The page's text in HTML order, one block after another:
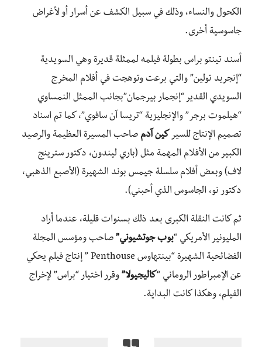
الكحول والنساء، وذلك في سبيل الكشف عن أسرار أو لأغراض
جاسوسية أخرى.
أسند تينتو براس بطولة فيلمه لممثلة قديرة وهي السويدية
“إنجريد تولين” والتي برعت وتوهجت في أفلام المخرج
السويدي القدير “إنجمار بيرجمان”بجانب الممثل النمساوي
“هيلموت برجر” والإنجليزية “تريسا آن سافوي”، كما تم اسناد
تصميم الإنتاج للسير كين آدم صاحب المسيرة العظيمة والرصيد
الكبير من الأفلام المهمة مثل (باري ليندون، دكتور سترينج
لاف) وبعض أفلام سلسلة جيمس بوند الشهيرة (الأصبع الذهبي،
دكتور نو، الجاسوس الذي أحبني).
ثم كانت النقلة الكبرى بعد ذلك بسنوات قليلة، عندما أراد
المليونير الأمريكي “بوب جوتشيوني” صاحب ومؤسس المجلة
الفضائحية الشهيرة “بينتهاوس Penthouse ” إنتاج فيلم يحكي
عن الإمبراطور الروماني “كاليجيولا” وقرر اختيار “براس” لإخراج
الفيلم، وهكذا كانت البداية.